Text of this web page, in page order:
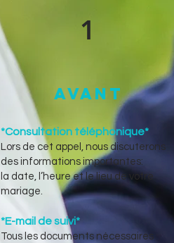
1
avant
*Consultation téléphonique*
Lors de cet appel, nous discuterons
des informations importantes:
la date, l’heure et le lieu de votre
mariage.
*E-mail de suivi*
Tous les documents nécessaires